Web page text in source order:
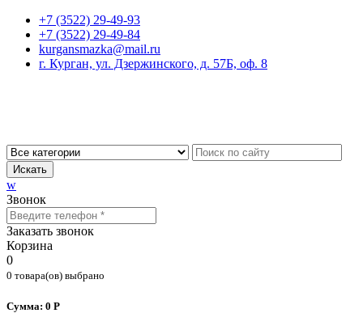
+7 (3522) 29-49-93
+7 (3522) 29-49-84
kurgansmazka@mail.ru
г. Курган, ул. Дзержинского, д. 57Б, оф. 8
Искать
w
Звонок
Заказать звонок
Корзина
0
0 товара(ов) выбрано
Сумма: 0 Р